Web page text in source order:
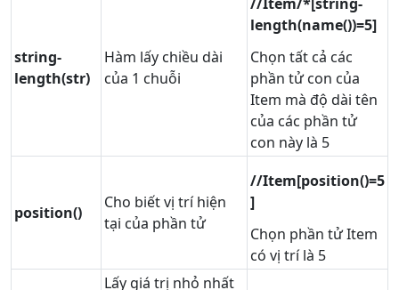
string-
length(str)
Hàm lấy chiều dài
của 1 chuỗi
length(name())=5]
Chọn tất cả các
phần tử con của
Item mà độ dài tên
của các phần tử
con này là 5
position()
Cho biết vị trí hiện
tại của phần tử
//Item[position()=5
]
Chọn phần tử Item
có vị trí là 5
Lấy giá trị nhỏ nhất